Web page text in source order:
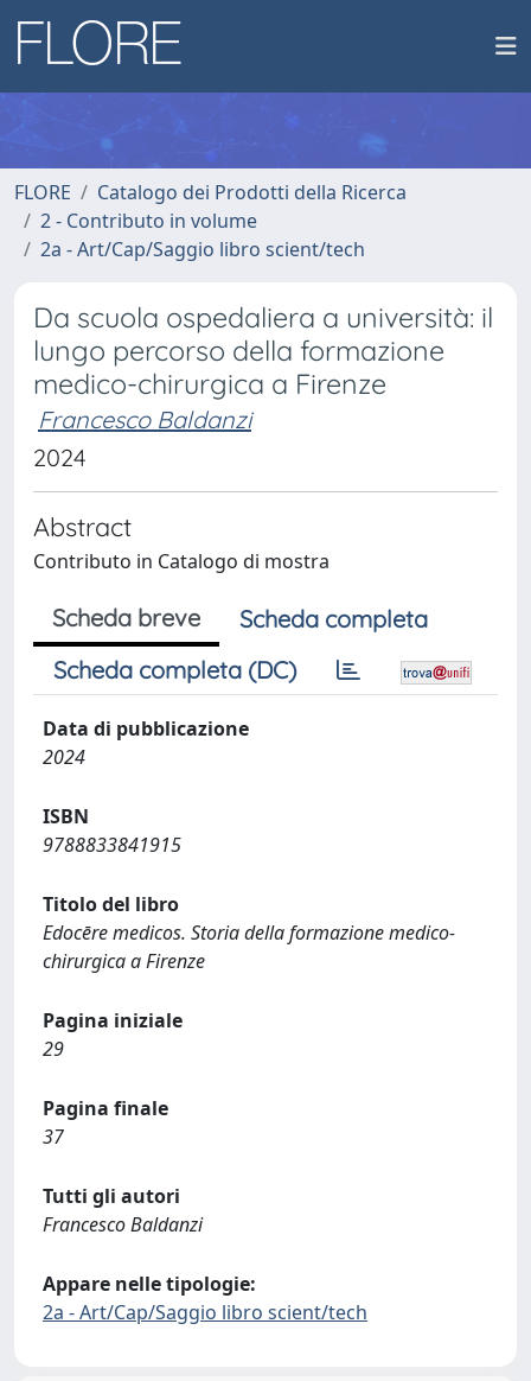
FLORE
Catalogo dei Prodotti della Ricerca
2 - Contributo in volume
2a - Art/Cap/Saggio libro scient/tech
Da scuola ospedaliera a università: il
lungo percorso della formazione
medico-chirurgica a Firenze
Francesco Baldanzi
2024
Abstract
Contributo in Catalogo di mostra
Scheda breve
Scheda completa
Scheda completa (DC)
Data di pubblicazione
2024
ISBN
9788833841915
Titolo del libro
Edocēre medicos. Storia della formazione medico-
chirurgica a Firenze
Pagina iniziale
29
Pagina finale
37
Tutti gli autori
Francesco Baldanzi
Appare nelle tipologie:
2a - Art/Cap/Saggio libro scient/tech